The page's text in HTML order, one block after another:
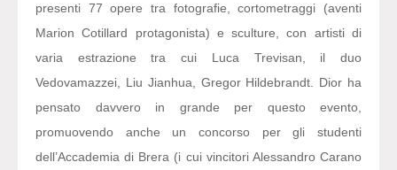
presenti 77 opere tra fotografie, cortometraggi (aventi
Marion Cotillard protagonista) e sculture, con artisti di
varia estrazione tra cui Luca Trevisan, il duo
Vedovamazzei, Liu Jianhua, Gregor Hildebrandt. Dior ha
pensato davvero in grande per questo evento,
promuovendo anche un concorso per gli studenti
dell’Accademia di Brera (i cui vincitori Alessandro Carano